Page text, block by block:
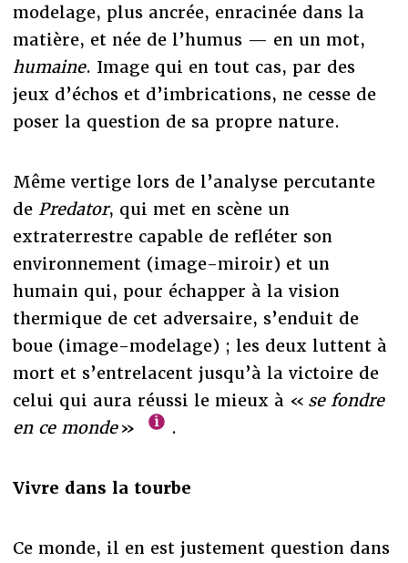
modelage, plus ancrée, enracinée dans la
matière, et née de l’humus — en un mot,
humaine. Image qui en tout cas, par des
jeux d’échos et d’imbrications, ne cesse de
poser la question de sa propre nature.
Même vertige lors de l’analyse percutante
de Predator, qui met en scène un
extraterrestre capable de refléter son
environnement (image-miroir) et un
humain qui, pour échapper à la vision
thermique de cet adversaire, s’enduit de
boue (image-modelage) ; les deux luttent à
mort et s’entrelacent jusqu’à la victoire de
celui qui aura réussi le mieux à « se fondre
en ce monde» .
Vivre dans la tourbe
Ce monde, il en est justement question dans